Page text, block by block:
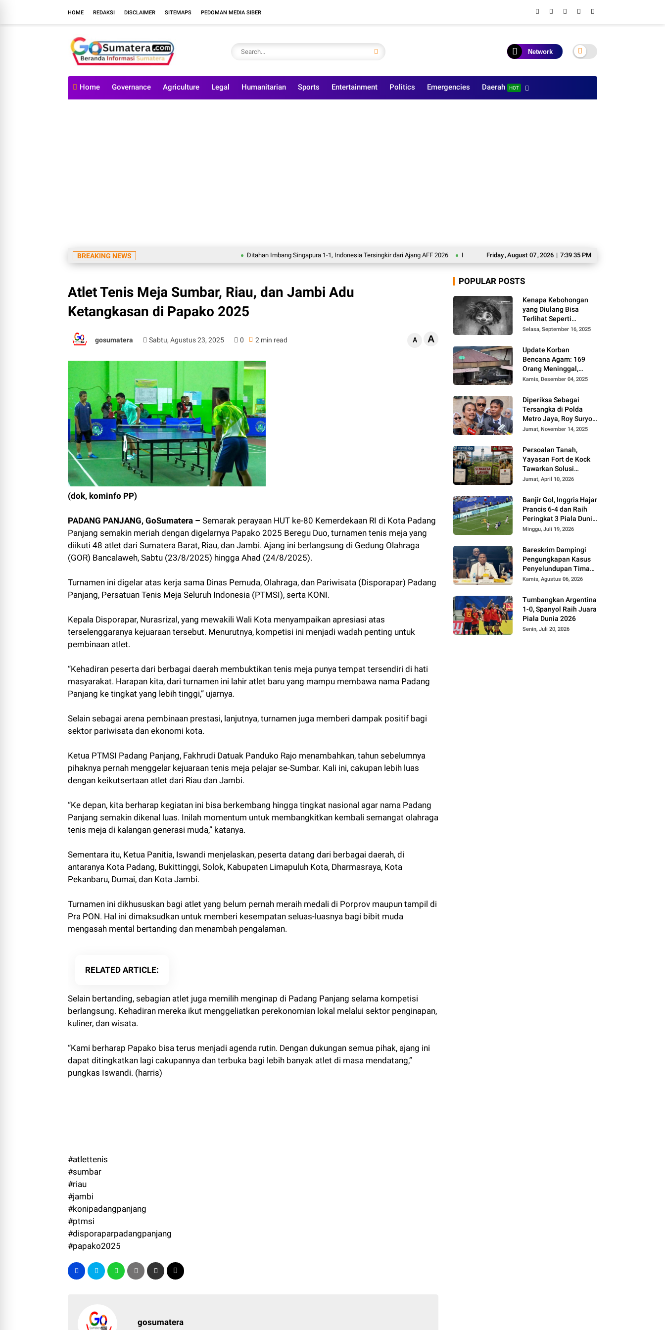
HOME REDAKSI DISCLAIMER SITEMAPS PEDOMAN MEDIA SIBER
Network
Home Governance Agriculture Legal Humanitarian Sports Entertainment Politics Emergencies Daerah HOT
Friday,August 07,2026 | 7:39 36 PM
BREAKING NEWS Ditahan Imbang Singapura 1-1, Indonesia Tersingkir dari Ajang AFF 2026 Langgar Disiplin dan Terlibat Tindak Pidana, BGN akan Pecat 66 Kepala SPPG
Atlet Tenis Meja Sumbar, Riau, dan Jambi Adu
Ketangkasan di Papako 2025
gosumatera Sabtu, Agustus 23, 2025 0 2 min read A A
(dok, kominfo PP)
PADANG PANJANG, GoSumatera – Semarak perayaan HUT ke-80 Kemerdekaan RI di Kota Padang
Panjang semakin meriah dengan digelarnya Papako 2025 Beregu Duo, turnamen tenis meja yang
diikuti 48 atlet dari Sumatera Barat, Riau, dan Jambi. Ajang ini berlangsung di Gedung Olahraga
(GOR) Bancalaweh, Sabtu (23/8/2025) hingga Ahad (24/8/2025).
Turnamen ini digelar atas kerja sama Dinas Pemuda, Olahraga, dan Pariwisata (Disporapar) Padang
Panjang, Persatuan Tenis Meja Seluruh Indonesia (PTMSI), serta KONI.
Kepala Disporapar, Nurasrizal, yang mewakili Wali Kota menyampaikan apresiasi atas
terselenggaranya kejuaraan tersebut. Menurutnya, kompetisi ini menjadi wadah penting untuk
pembinaan atlet.
“Kehadiran peserta dari berbagai daerah membuktikan tenis meja punya tempat tersendiri di hati
masyarakat. Harapan kita, dari turnamen ini lahir atlet baru yang mampu membawa nama Padang
Panjang ke tingkat yang lebih tinggi,” ujarnya.
Selain sebagai arena pembinaan prestasi, lanjutnya, turnamen juga memberi dampak positif bagi
sektor pariwisata dan ekonomi kota.
Ketua PTMSI Padang Panjang, Fakhrudi Datuak Panduko Rajo menambahkan, tahun sebelumnya
pihaknya pernah menggelar kejuaraan tenis meja pelajar se-Sumbar. Kali ini, cakupan lebih luas
dengan keikutsertaan atlet dari Riau dan Jambi.
“Ke depan, kita berharap kegiatan ini bisa berkembang hingga tingkat nasional agar nama Padang
Panjang semakin dikenal luas. Inilah momentum untuk membangkitkan kembali semangat olahraga
tenis meja di kalangan generasi muda,” katanya.
Sementara itu, Ketua Panitia, Iswandi menjelaskan, peserta datang dari berbagai daerah, di
antaranya Kota Padang, Bukittinggi, Solok, Kabupaten Limapuluh Kota, Dharmasraya, Kota
Pekanbaru, Dumai, dan Kota Jambi.
Turnamen ini dikhususkan bagi atlet yang belum pernah meraih medali di Porprov maupun tampil di
Pra PON. Hal ini dimaksudkan untuk memberi kesempatan seluas-luasnya bagi bibit muda
mengasah mental bertanding dan menambah pengalaman.
RELATED ARTICLE
Selain bertanding, sebagian atlet juga memilih menginap di Padang Panjang selama kompetisi
berlangsung. Kehadiran mereka ikut menggeliatkan perekonomian lokal melalui sektor penginapan,
kuliner, dan wisata.
“Kami berharap Papako bisa terus menjadi agenda rutin. Dengan dukungan semua pihak, ajang ini
dapat ditingkatkan lagi cakupannya dan terbuka bagi lebih banyak atlet di masa mendatang,”
pungkas Iswandi. (harris)
#atlettenis
#sumbar
#riau
#jambi
#konipadangpanjang
#ptmsi
#disporaparpadangpanjang
#papako2025
gosumatera
POPULAR POSTS
Kenapa Kebohongan
yang Diulang Bisa
Terlihat Seperti
Kebenaran, Ini
Selasa, September 16, 2025
Update Korban
Bencana Agam: 169
Orang Meninggal,
Belum Ditemukan 86
Kamis, Desember 04, 2025
Diperiksa Sebagai
Tersangka di Polda
Metro Jaya, Roy Suryo
Cs Tidak Ditahan
Jumat, November 14, 2025
Persoalan Tanah,
Yayasan Fort de Kock
Tawarkan Solusi
Alternatif Kepada
Jumat, April 10, 2026
Banjir Gol, Inggris Hajar
Prancis 6-4 dan Raih
Peringkat 3 Piala Dunia
2026
Minggu, Juli 19, 2026
Bareskrim Dampingi
Pengungkapan Kasus
Penyelundupan Timah
dari Babel ke Malaysia
Kamis, Agustus 06, 2026
Tumbangkan Argentina
1-0, Spanyol Raih Juara
Piala Dunia 2026
Senin, Juli 20, 2026